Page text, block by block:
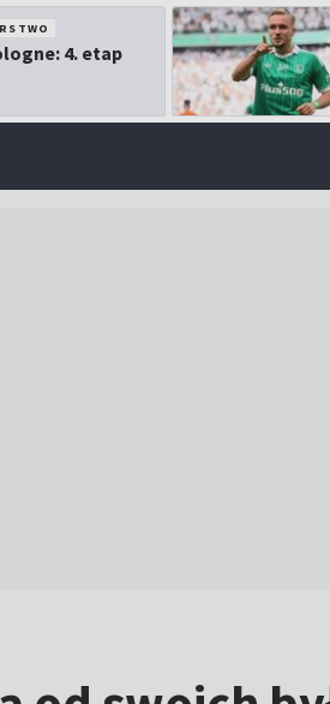
4. etap